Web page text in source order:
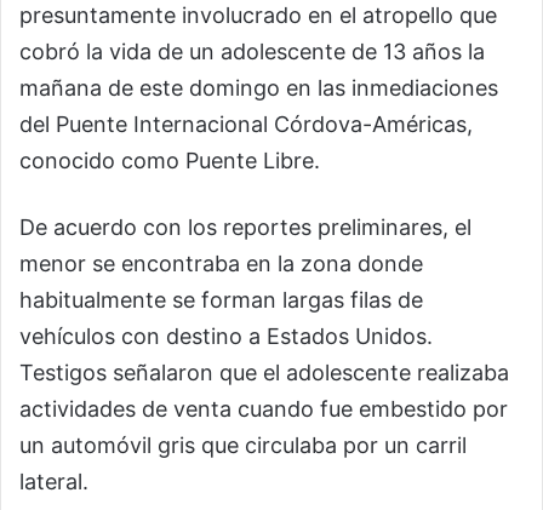
presuntamente involucrado en el atropello que
cobró la vida de un adolescente de 13 años la
mañana de este domingo en las inmediaciones
del Puente Internacional Córdova-Américas,
conocido como Puente Libre.
De acuerdo con los reportes preliminares, el
menor se encontraba en la zona donde
habitualmente se forman largas filas de
vehículos con destino a Estados Unidos.
Testigos señalaron que el adolescente realizaba
actividades de venta cuando fue embestido por
un automóvil gris que circulaba por un carril
lateral.